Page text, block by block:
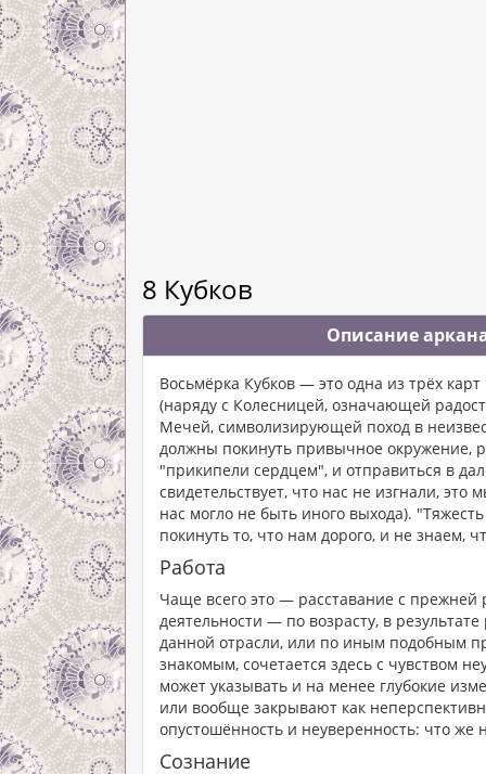
8 Кубков
Описание
Восьмёрка Кубков — это одна из трёх
(наряду с Колесницей, означающей
Мечей, символизирующей поход в
должны покинуть привычное окружение,
"прикипели сердцем", и отправиться в
свидетельствует, что нас не изгнали,
нас могло не быть иного выхода).
покинуть то, что нам дорого, и не знаем,
Работа
Чаще всего это — расставание с прежней
деятельности — по возрасту, в
данной отрасли, или по иным подобным
знакомым, сочетается здесь с чувством
может указывать и на менее глубокие
или вообще закрывают как
опустошённость и неуверенность: что же
Сознание